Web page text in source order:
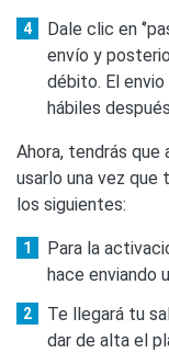
Dale clic en
envío y
débito. El
hábiles
Ahora, tendrás que
usarlo una vez que
los siguientes:
Para la
hace enviando
Te llegará tu
dar de alta el